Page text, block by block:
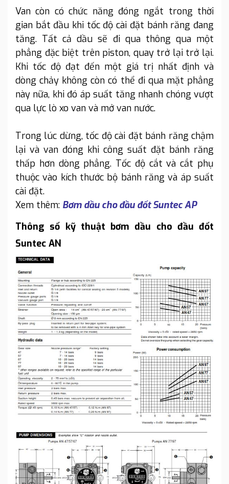
Van còn có chức năng đóng ngắt trong thời
gian bắt đầu khi tốc độ cài đặt bánh răng đang
tăng. Tất cả dầu sẽ đi qua thông qua một
phẳng đặc biệt trên piston, quay trở lại trở lại.
Khi tốc độ đạt đến một giá trị nhất định và
dòng chảy không còn có thể đi qua mặt phẳng
này nữa, khi đó áp suất tăng nhanh chóng vượt
qua lực lò xo van và mở van nước.
Trong lúc dừng, tốc độ cài đặt bánh răng chậm
lại và van đóng khi công suất đặt bánh răng
thấp hơn dòng phẳng. Tốc độ cắt và cắt phụ
thuộc vào kích thước bộ bánh răng và áp suất
cài đặt.
Xem thêm: Bơm dầu cho đầu đốt Suntec AP
Thông số kỹ thuật bơm dầu cho đầu đốt
Suntec AN